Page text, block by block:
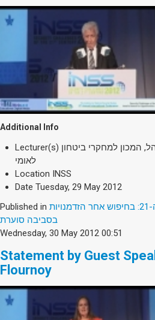
Additional Info
Lecturer(s) המכון למחקרי ביטחון
לאומי
Location INSS
Date Tuesday, 29 May 2012
Published in אתגרי הביטחון של המאה ה-21: בחיפוש אחר הזדמנויות
בסביבה סוערת
Wednesday, 30 May 2012 00:51
Statement by Guest
Flournoy